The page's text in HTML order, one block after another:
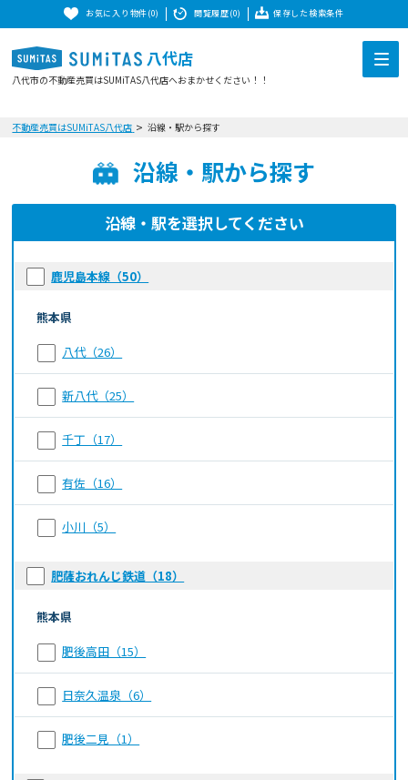
お気に入り物件(0) 閲覧履歴(0) 保存した検索条件
八代店
八代市の不動産売買はSUMiTAS八代店へおまかせください！！
不動産売買はSUMiTAS八代店 沿線・駅から探す
沿線・駅から探す
沿線・駅を選択してください
鹿児島本線（50）
熊本県
八代（26）
新八代（25）
千丁（17）
有佐（16）
小川（5）
肥薩おれんじ鉄道（18）
熊本県
肥後高田（15）
日奈久温泉（6）
肥後二見（1）